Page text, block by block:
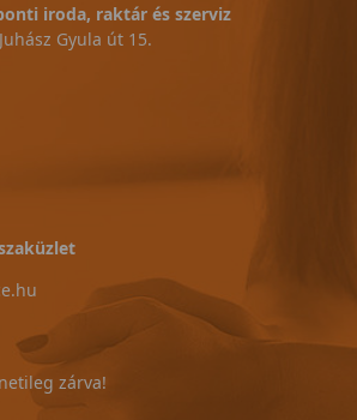
iroda, raktár és szerviz
Gyula út 15.
zárva!